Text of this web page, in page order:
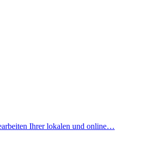
Ihrer lokalen und online…